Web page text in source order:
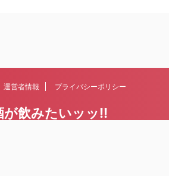
運営者情報 プライバシーポリシー
が飲みたいッッ!!